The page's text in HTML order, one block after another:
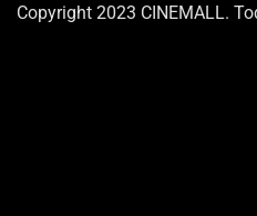
Copyright 2023 CINEMALL.